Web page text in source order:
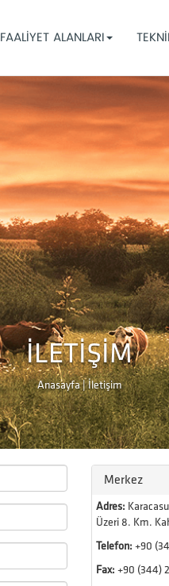
FAALİYET ALANLARI
İLETİŞİM
Anasayfa| İletişim
Merkez
Adres:
Üzeri 8. Km.
Telefon: +90
Fax: +90 (344)